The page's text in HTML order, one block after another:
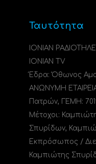
Ταυτότητα
ΙΟΝΙΑΝ
IONIAN TV
Έδρα: Όθωνος
ΑΝΩΝΥΜΗ
Πατρών, ΓΕΜΗ:
Μέτοχοι:
Σπυρίδων,
Εκπρόσωπος /
Καμπιώτης